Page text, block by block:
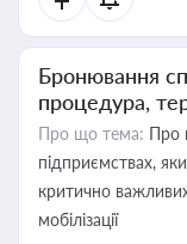
Бронювання
процедура,
Про що тема: Про
підприємствах,
критично
мобілізації